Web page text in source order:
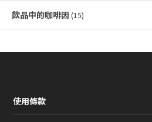
飲品中的咖啡因 (15)
使用條款